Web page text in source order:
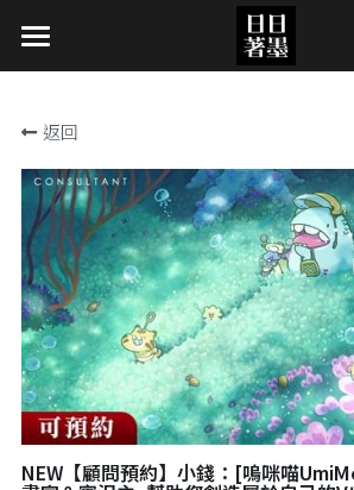
日日著墨計畫
繪聚｜講座｜市集｜展覽
【講座】2026 主題式人體速寫
【講座】2025台北｜主題式人體
【講座】2024台北｜主題式人
【講座】漫畫基地｜從漫畫家
（2023/12/23）
【同人展】ATT動漫超引力（
02）
繪畫資源
一對一漫畫家顧問服務
全台速寫活動平台
圖書館
關於我們
關於我們
PO.SU.TA. 同人海報
返回
NEW【顧問預約】小錢：[嗚咪喵
商品分類
日本小咪代GO
顧問服務
部落格分類
繪圖教學
漫畫推薦書單
創作者訪談